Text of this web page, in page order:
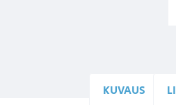
KUVAUS